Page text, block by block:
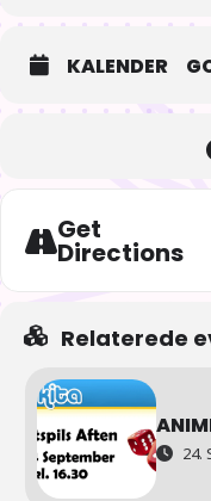
KALENDER
Get
Directions
Relaterede
24.